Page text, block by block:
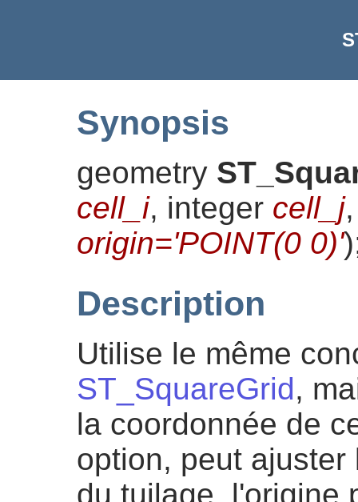
Synopsis
geometry
cell_i, integer cell_j
origin='POINT(0 0)')
Description
Utilise le même
ST_SquareGrid,
la coordonnée de
option, peut
du tuilage, l'origine